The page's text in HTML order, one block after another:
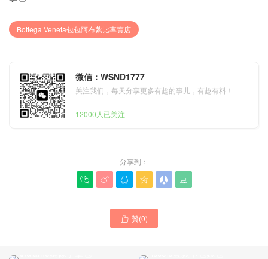
Bottega Veneta包包阿布紮比專賣店
微信：WSND1777
关注我们，每天分享更多有趣的事儿，有趣有料！
12000人已关注
分享到：
     
 贊(0)
Bottega Veneta品牌包包西